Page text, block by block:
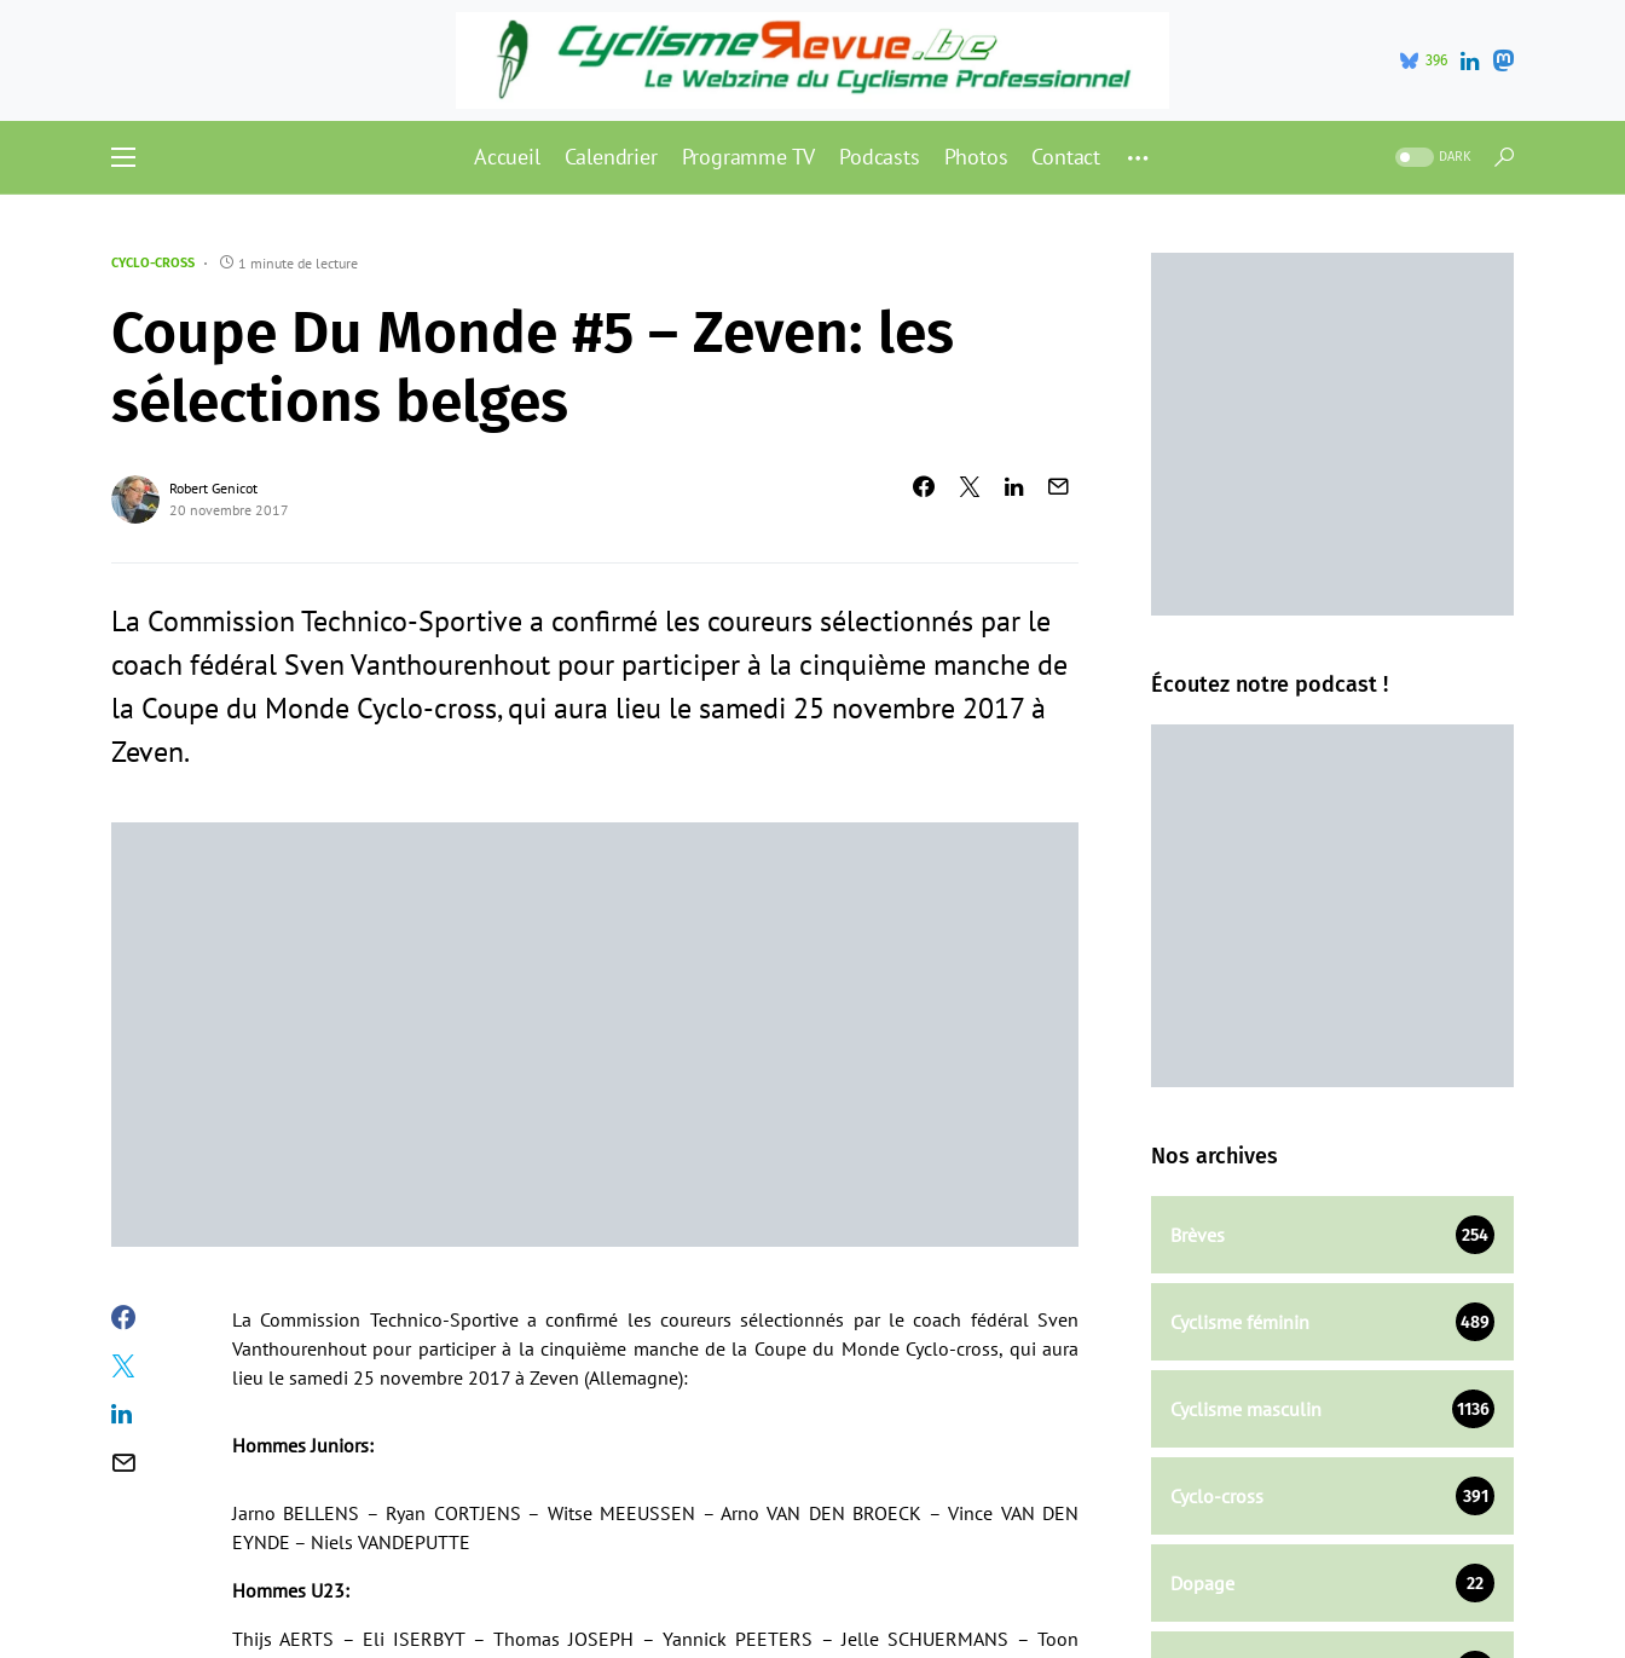
396
Accueil Calendrier Programme TV Podcasts Photos Contact DARK
CYCLO-CROSS 1 minute de lecture
Coupe Du Monde #5 – Zeven: les
sélections belges
Robert Genicot
20 novembre 2017
La Commission Technico-Sportive a confirmé les coureurs sélectionnés par le
coach fédéral Sven Vanthourenhout pour participer à la cinquième manche de
la Coupe du Monde Cyclo-cross, qui aura lieu le samedi 25 novembre 2017 à
Zeven.
La Commission Technico-Sportive a confirmé les coureurs sélectionnés par le coach fédéral Sven
Vanthourenhout pour participer à la cinquième manche de la Coupe du Monde Cyclo-cross, qui aura
lieu le samedi 25 novembre 2017 à Zeven (Allemagne):
Hommes Juniors:
Jarno BELLENS – Ryan CORTJENS – Witse MEEUSSEN – Arno VAN DEN BROECK – Vince VAN DEN
EYNDE – Niels VANDEPUTTE
Hommes U23:
Thijs AERTS – Eli ISERBYT – Thomas JOSEPH – Yannick PEETERS – Jelle SCHUERMANS – Toon
Écoutez notre podcast !
Nos archives
Brèves 254
Cyclisme féminin 489
Cyclisme masculin 1136
Cyclo-cross 391
Dopage 22